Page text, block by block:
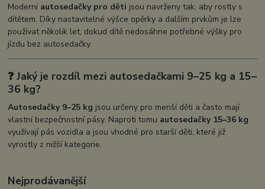
Moderní autosedačky pro děti jsou navrženy tak, aby rostly s
dítětem. Díky nastavitelné výšce opěrky a dalším prvkům je lze
používat několik let, dokud dítě nedosáhne potřebné výšky pro
jízdu bez autosedačky.
❓ Jaký je rozdíl mezi autosedačkami 9–25 kg a 15–
36 kg?
Autosedačky 9–25 kg jsou určeny pro menší děti a často mají
vlastní bezpečnostní pásy. Naproti tomu autosedačky 15–36 kg
využívají pás vozidla a jsou vhodné pro starší děti, které již
vyrostly z nižší kategorie.
Nejprodávanější